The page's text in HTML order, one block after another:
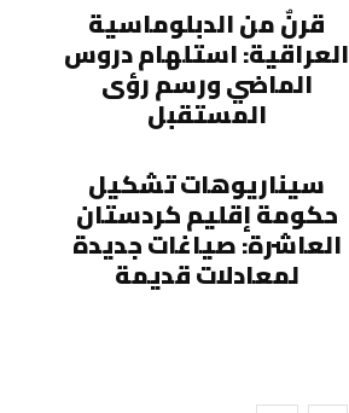
قرنٌ من الدبلوماسية
العراقية: استلهام دروس
الماضي ورسم رؤى
المستقبل
سيناريوهات تشكيل
حكومة إقليم كردستان
العاشرة: صياغات جديدة
لمعادلات قديمة